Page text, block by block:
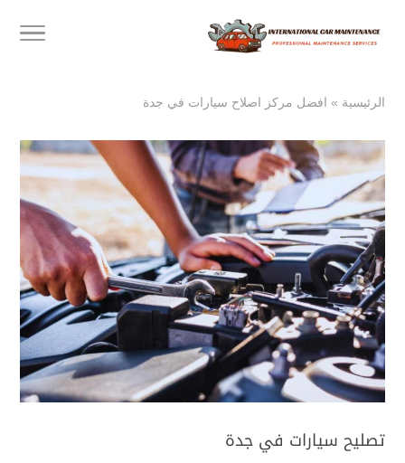
الرئيسية » افضل مركز اصلاح سيارات في جدة
تصليح سيارات في جدة